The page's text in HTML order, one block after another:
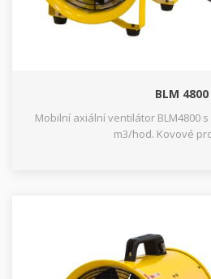
BLM 4800
Mobilní axiální ventilátor BLM4800
m3/hod. Kovové